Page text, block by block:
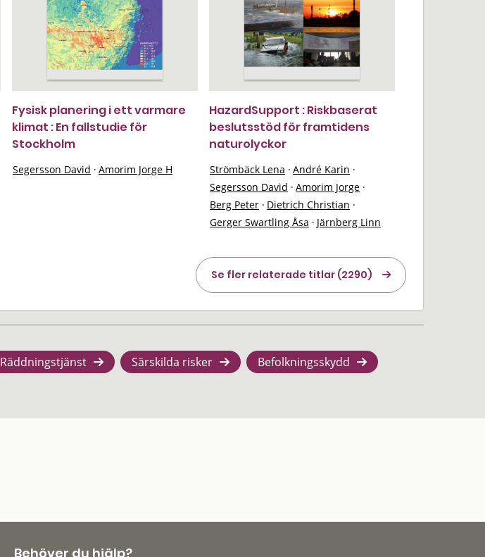
Fysisk planering i ett varmare
klimat : En fallstudie för
Stockholm
Segersson David · Amorim Jorge H
HazardSupport : Riskbaserat
beslutsstöd för framtidens
naturolyckor
Strömbäck Lena · André Karin ·
Segersson David · Amorim Jorge ·
Berg Peter · Dietrich Christian ·
Gerger Swartling Åsa · Järnberg Linn
Se fler relaterade titlar (2290)
Räddningstjänst Särskilda risker Befolkningsskydd
Behöver du hjälp?